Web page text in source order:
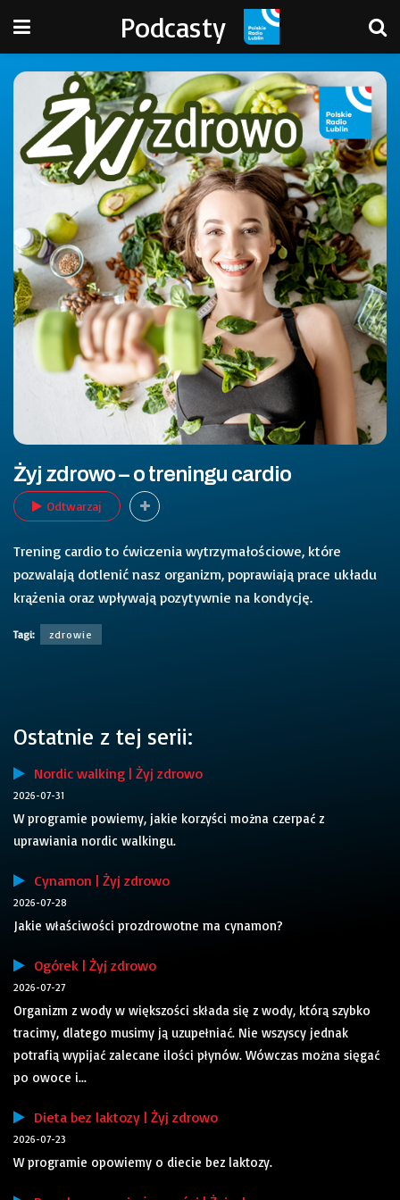
Podcasty
Żyj zdrowo – o treningu cardio
Odtwarzaj
Trening cardio to ćwiczenia wytrzymałościowe, które
pozwalają dotlenić nasz organizm, poprawiają prace układu
krążenia oraz wpływają pozytywnie na kondycję.
Tagi: zdrowie
Ostatnie z tej serii:
Nordic walking | Żyj zdrowo
2026-07-31
W programie powiemy, jakie korzyści można czerpać z
uprawiania nordic walkingu.
Cynamon | Żyj zdrowo
2026-07-28
Jakie właściwości prozdrowotne ma cynamon?
Ogórek | Żyj zdrowo
2026-07-27
Organizm z wody w większości składa się z wody, którą szybko
tracimy, dlatego musimy ją uzupełniać. Nie wszyscy jednak
potrafią wypijać zalecane ilości płynów. Wówczas można sięgać
po owoce i...
Dieta bez laktozy | Żyj zdrowo
2026-07-23
W programie opowiemy o diecie bez laktozy.